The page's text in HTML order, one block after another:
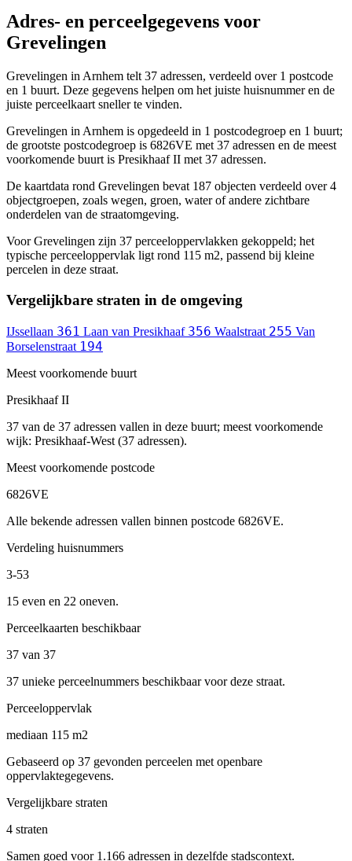
Adres- en perceelgegevens voor
Grevelingen
Grevelingen in Arnhem telt 37 adressen, verdeeld over 1 postcode
en 1 buurt. Deze gegevens helpen om het juiste huisnummer en de
juiste perceelkaart sneller te vinden.
Grevelingen in Arnhem is opgedeeld in 1 postcodegroep en 1 buurt;
de grootste postcodegroep is 6826VE met 37 adressen en de meest
voorkomende buurt is Presikhaaf II met 37 adressen.
De kaartdata rond Grevelingen bevat 187 objecten verdeeld over 4
objectgroepen, zoals wegen, groen, water of andere zichtbare
onderdelen van de straatomgeving.
Voor Grevelingen zijn 37 perceeloppervlakken gekoppeld; het
typische perceeloppervlak ligt rond 115 m2, passend bij kleine
percelen in deze straat.
Vergelijkbare straten in de omgeving
IJssellaan 361 Laan van Presikhaaf 356 Waalstraat 255 Van
Borselenstraat 194
Meest voorkomende buurt
Presikhaaf II
37 van de 37 adressen vallen in deze buurt; meest voorkomende
wijk: Presikhaaf-West (37 adressen).
Meest voorkomende postcode
6826VE
Alle bekende adressen vallen binnen postcode 6826VE.
Verdeling huisnummers
3-53
15 even en 22 oneven.
Perceelkaarten beschikbaar
37 van 37
37 unieke perceelnummers beschikbaar voor deze straat.
Perceeloppervlak
mediaan 115 m2
Gebaseerd op 37 gevonden perceelen met openbare
oppervlaktegegevens.
Vergelijkbare straten
4 straten
Samen goed voor 1.166 adressen in dezelfde stadscontext.